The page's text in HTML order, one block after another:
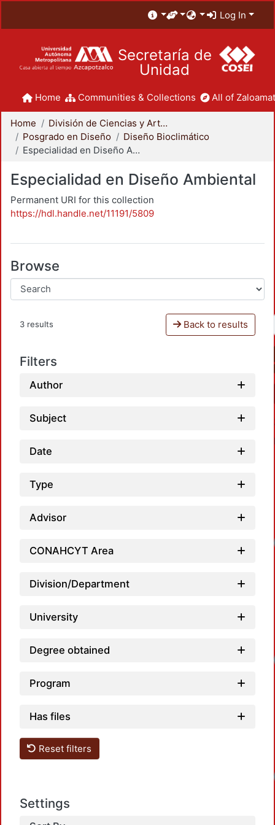
Log In
Secretaría de
Unidad
Home Communities & Collections All of
Home
División de Ciencias y Artes para el Diseño
Posgrado en Diseño
Diseño Bioclimático
Especialidad en Diseño Ambiental
Especialidad en Diseño Ambiental
Permanent URI for this collection
https://hdl.handle.net/11191/5809
Browse
3 results Back to results
Filters
Author
Subject
Date
Type
Advisor
CONAHCYT Area
Division/Department
University
Degree obtained
Program
Has files
Reset filters
Settings